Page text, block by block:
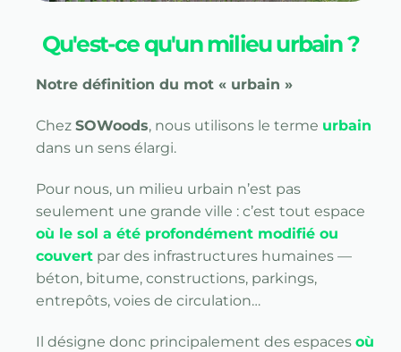
Qu'est-ce qu'un milieu urbain ?
Notre définition du mot « urbain »
Chez SOWoods, nous utilisons le terme urbain
dans un sens élargi.
Pour nous, un milieu urbain n’est pas
seulement une grande ville : c’est tout espace
où le sol a été profondément modifié ou
couvert par des infrastructures humaines —
béton, bitume, constructions, parkings,
entrepôts, voies de circulation…
Il désigne donc principalement des espaces où